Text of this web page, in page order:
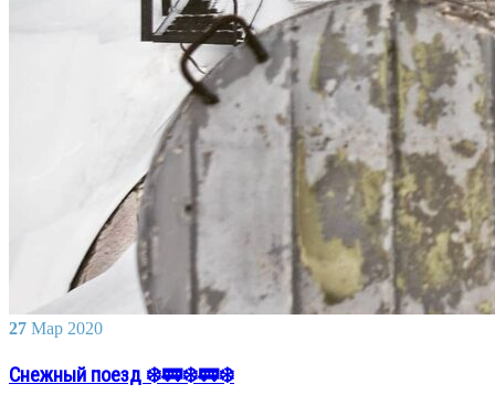
27 Мар 2020
Снежный поезд ❄️🚃❄️🚃❄️